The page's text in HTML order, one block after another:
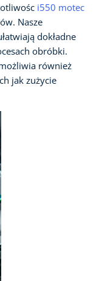
i550 motec
Nasze
dokładne
obróbki.
również
jak zużycie